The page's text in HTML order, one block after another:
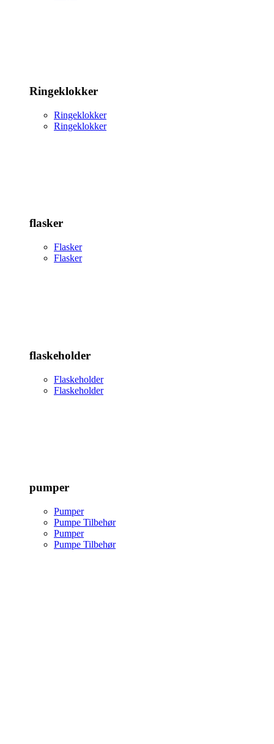
Ringeklokker
Ringeklokker
Ringeklokker
flasker
Flasker
Flasker
flaskeholder
Flaskeholder
Flaskeholder
pumper
Pumper
Pumpe Tilbehør
Pumper
Pumpe Tilbehør